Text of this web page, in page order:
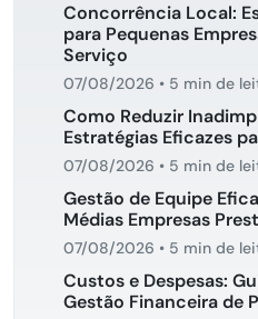
Concorrência Local:
para Pequenas
Serviço
07/08/2026 • 5 min de
Como Reduzir
Estratégias Eficazes
07/08/2026 • 5 min de
Gestão de Equipe
Médias Empresas
07/08/2026 • 5 min de
Custos e Despesas:
Gestão Financeira de